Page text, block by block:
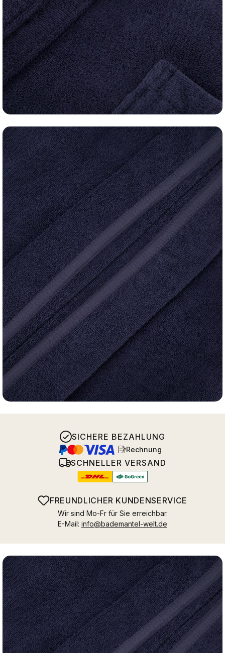
SICHERE BEZAHLUNG
Rechnung
SCHNELLER VERSAND
FREUNDLICHER KUNDENSERVICE
Wir sind Mo-Fr für Sie erreichbar.
E-Mail: info@bademantel-welt.de